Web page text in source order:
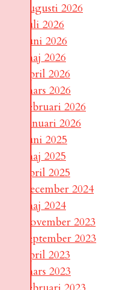
augusti 2026
juli 2026
juni 2026
maj 2026
april 2026
mars 2026
februari 2026
januari 2026
juni 2025
maj 2025
april 2025
december 2024
maj 2024
november 2023
september 2023
april 2023
mars 2023